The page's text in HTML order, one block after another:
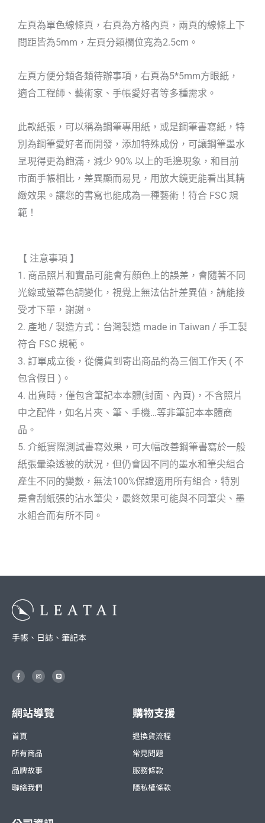
左頁為單色線條頁，右頁為方格內頁，兩頁的線條上下
間距皆為5mm，左頁分類欄位寬為2.5cm。
左頁方便分類各類待辦事項，右頁為5*5mm方眼紙，
適合工程師、藝術家、手帳愛好者等多種需求。
此款紙張，可以稱為鋼筆專用紙，或是鋼筆書寫紙，特
別為鋼筆愛好者而開發，添加特殊成份，可讓鋼筆墨水
呈現得更為飽滿，減少 90% 以上的毛邊現象，和目前
市面手帳相比，差異顯而易見，用放大鏡更能看出其精
緻效果。讓您的書寫也能成為一種藝術！符合 FSC 規
範！
【 注意事項 】
1. 商品照片和實品可能會有顏色上的誤差，會隨著不同
光線或螢幕色調變化，視覺上無法估計差異值，請能接
受才下單，謝謝。
2. 產地 / 製造方式：台灣製造 made in Taiwan / 手工製
符合 FSC 規範。
3. 訂單成立後，從備貨到寄出商品約為三個工作天 ( 不
包含假日 )。
4. 出貨時，僅包含筆記本本體(封面、內頁)，不含照片
中之配件，如名片夾、筆、手機…等非筆記本本體商
品。
5. 介紙實際測試書寫效果，可大幅改善鋼筆書寫於一般
紙張暈染透被的狀況，但仍會因不同的墨水和筆尖組合
產生不同的變數，無法100%保證適用所有組合，特別
是會刮紙張的沾水筆尖，最終效果可能與不同筆尖、墨
水組合而有所不同。
手帳、日誌、筆記本
F
a
c
k
-
I
n
s
r
a
m
L
i
n
網站導覽
首頁
所有商品
品牌故事
聯絡我們
購物支援
退換貨流程
常見問題
服務條款
隱私權條款